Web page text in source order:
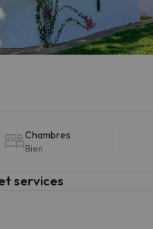
Chambres
Bien
services